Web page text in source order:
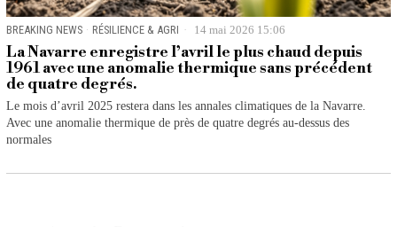
BREAKING NEWS · RÉSILIENCE & AGRI 14 mai 2026 15:06
La Navarre enregistre l’avril le plus chaud depuis
1961 avec une anomalie thermique sans précédent
de quatre degrés.
Le mois d’avril 2025 restera dans les annales climatiques de la Navarre.
Avec une anomalie thermique de près de quatre degrés au-dessus des
normales